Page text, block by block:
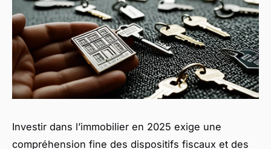
Investir dans l’immobilier en 2025 exige une
compréhension fine des dispositifs fiscaux et des